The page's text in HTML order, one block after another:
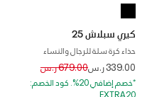
كيري سبلاش 25
حذاء كرة سلة للرجال والنساء
339.00 ر.س Price reduced from
679.00 ر.س to
*خصم إضافي 20%. كود الخصم:
EXTRA20